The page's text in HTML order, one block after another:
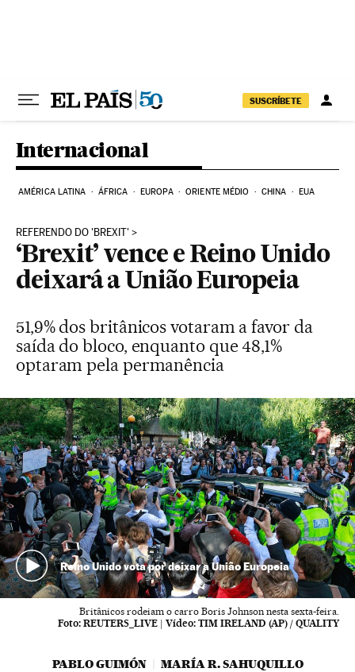
SUSCRÍBETE
Internacional
AMÉRICA LATINA ÁFRICA EUROPA ORIENTE MÉDIO CHINA EUA
REFERENDO DO 'BREXIT'
‘Brexit’ vence e Reino Unido
deixará a União Europeia
51,9% dos britânicos votaram a favor da
saída do bloco, enquanto que 48,1%
optaram pela permanência
Reino Unido vota por deixar a União Europeia
Britânicos rodeiam o carro Boris Johnson nesta sexta-feira.
Foto: REUTERS_LIVE | Vídeo: TIM IRELAND (AP) / QUALITY
PABLO GUIMÓN MARÍA R. SAHUQUILLO